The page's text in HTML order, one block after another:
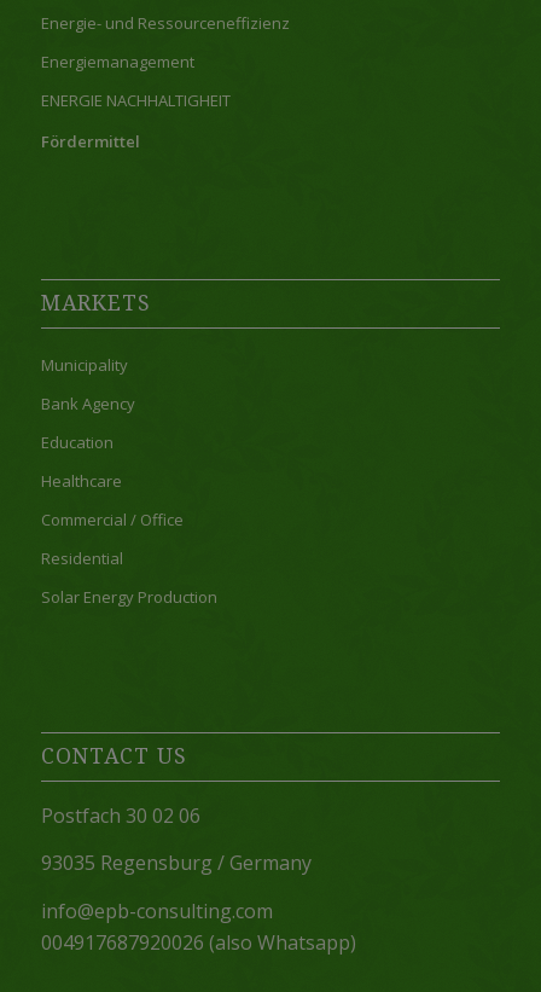
Energie- und Ressourceneffizienz
Energiemanagement
ENERGIE NACHHALTIGHEIT
Fördermittel
MARKETS
Municipality
Bank Agency
Education
Healthcare
Commercial / Office
Residential
Solar Energy Production
CONTACT US
Postfach 30 02 06
93035 Regensburg / Germany
info@epb-consulting.com
004917687920026 (also Whatsapp)